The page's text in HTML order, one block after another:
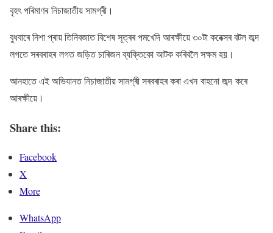
বৃহৎ পৰিমাণৰ নিচাজাতীয় সামগ্ৰী।
বুধবাৰে নিশা প্ৰায় তিনিবজাত বিশেষ সূত্ৰৰ পমখেদি আৰক্ষীয়ে ৩০টা কৰেক্সৰ বটল জব্দ
লগতে সৰবৰাহৰ লগত জড়িত চাৰিজন ব্যক্তিকো আটক কৰিবলৈ সক্ষম হয়।
আনহাতে এই অভিযানত নিচাজাতীয় সামগ্ৰী সৰবৰাহৰ কৰা এখন বাহনো জব্দ কৰে
আৰক্ষীয়ে।
Share this:
Facebook
X
More
WhatsApp